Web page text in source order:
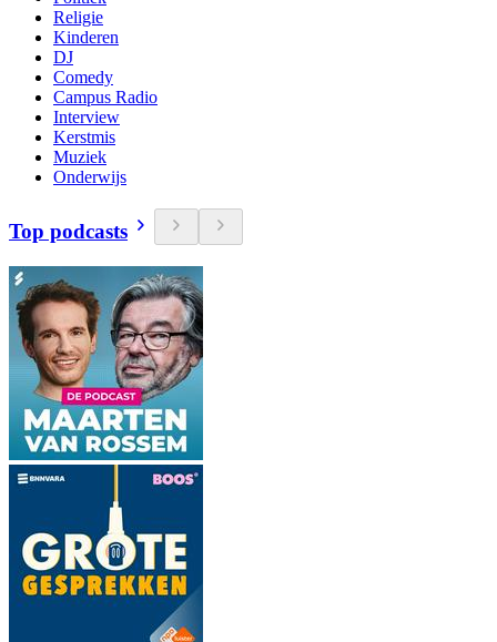
Religie
Kinderen
DJ
Comedy
Campus Radio
Interview
Kerstmis
Muziek
Onderwijs
Top podcasts